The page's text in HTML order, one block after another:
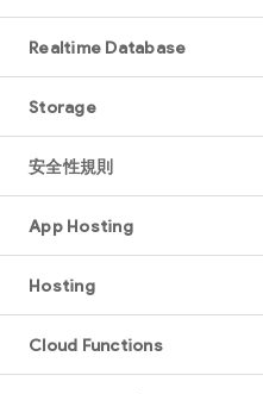
Realtime Database
Storage
安全性規則
App Hosting
Hosting
Cloud Functions